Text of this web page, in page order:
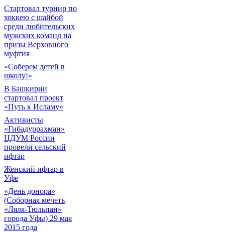
Cтартовал турнир по
хоккею с шайбой
среди любительских
мужских команд на
призы Верховного
муфтия
«Соберем детей в
школу!»
В Башкирии
стартовал проект
«Путь к Исламу»
Активисты
«Гибадуррахман»
ЦДУМ России
провели сельский
ифтар
Женский ифтар в
Уфе
«День донора»
(Соборная мечеть
«Ляля-Тюльпан»
города Уфы) 29 мая
2015 года